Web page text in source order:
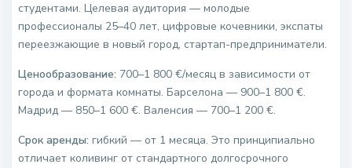
студентами. Целевая аудитория — молодые
профессионалы 25–40 лет, цифровые кочевники, экспаты
переезжающие в новый город, стартап-предприниматели.
Ценообразование: 700–1 800 €/месяц в зависимости от
города и формата комнаты. Барселона — 900–1 800 €.
Мадрид — 850–1 600 €. Валенсия — 700–1 200 €.
Срок аренды: гибкий — от 1 месяца. Это принципиально
отличает коливинг от стандартного долгосрочного